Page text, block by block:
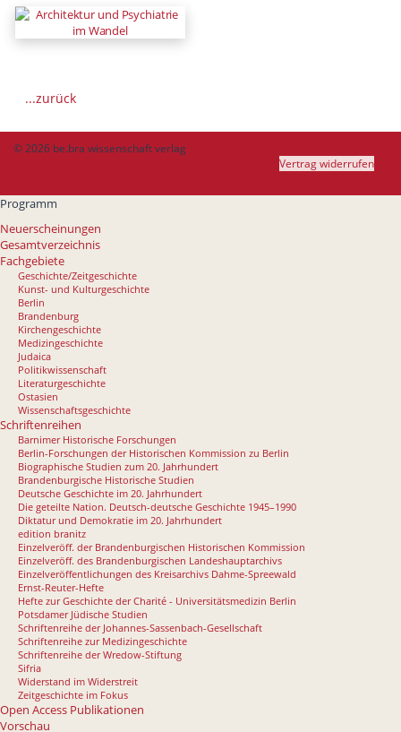
...zurück
© 2026 be.bra wissenschaft verlag
Vertrag widerrufen
Programm
Neuerscheinungen
Gesamtverzeichnis
Fachgebiete
Geschichte/Zeitgeschichte
Kunst- und Kulturgeschichte
Berlin
Brandenburg
Kirchengeschichte
Medizingeschichte
Judaica
Politikwissenschaft
Literaturgeschichte
Ostasien
Wissenschaftsgeschichte
Schriftenreihen
Barnimer Historische Forschungen
Berlin-Forschungen der Historischen Kommission zu Berlin
Biographische Studien zum 20. Jahrhundert
Brandenburgische Historische Studien
Deutsche Geschichte im 20. Jahrhundert
Die geteilte Nation. Deutsch-deutsche Geschichte 1945–1990
Diktatur und Demokratie im 20. Jahrhundert
edition branitz
Einzelveröff. der Brandenburgischen Historischen Kommission
Einzelveröff. des Brandenburgischen Landeshauptarchivs
Einzelveröffentlichungen des Kreisarchivs Dahme-Spreewald
Ernst-Reuter-Hefte
Hefte zur Geschichte der Charité - Universitätsmedizin Berlin
Potsdamer Jüdische Studien
Schriftenreihe der Johannes-Sassenbach-Gesellschaft
Schriftenreihe zur Medizingeschichte
Schriftenreihe der Wredow-Stiftung
Sifria
Widerstand im Widerstreit
Zeitgeschichte im Fokus
Open Access Publikationen
Vorschau